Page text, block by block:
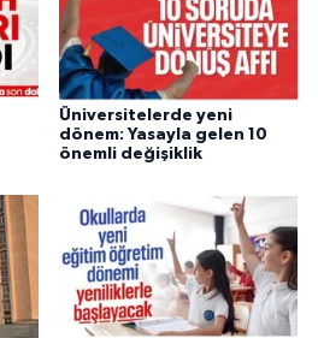
Üniversitelerde yeni
dönem: Yasayla gelen 10
önemli değişiklik